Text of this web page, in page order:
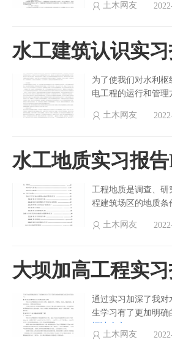
土木网友
水工建筑认识实
为了使我们对水利
电工程的运行和管
土木网友
水工地质实习报告
工程地质是调查、
程建筑场区的地质条
土木网友
大坝加高工程实
通过实习加深了我
生学习有了更加明
土木网友